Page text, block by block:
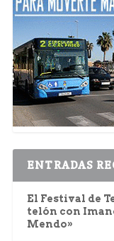
ENTRADAS
El Festival de
telón con
Mendo»